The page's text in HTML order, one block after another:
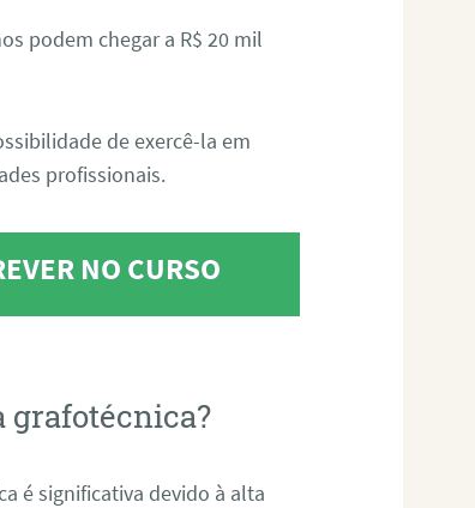
podem chegar a R$ 20 mil
de exercê-la em
profissionais.
NO CURSO
grafotécnica?
é significativa devido à alta